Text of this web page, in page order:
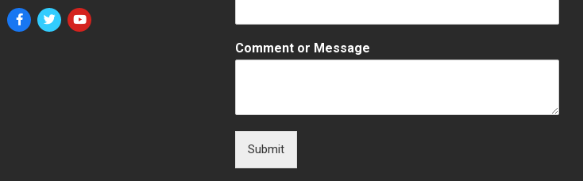
Comment or Message
Submit